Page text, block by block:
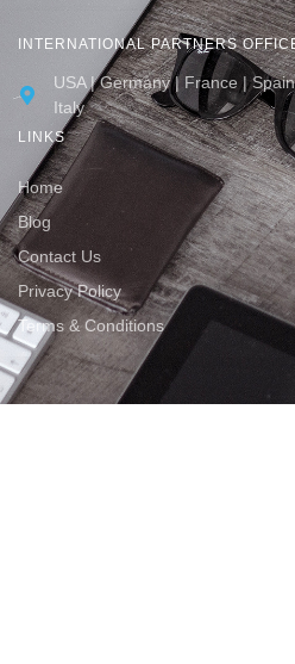
LINKS
Home
Blog
Contact Us
Privacy Policy
Terms & Conditions
INTERNATIONAL PARTNERS
USA | Germany | France |
Italy